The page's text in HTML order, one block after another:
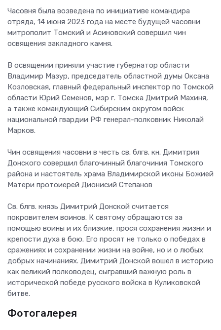
Часовня была возведена по инициативе командира
отряда, 14 июня 2023 года на месте будущей часовни
митрополит Томский и Асиновский совершил чин
освящения закладного камня.
В освящении приняли участие губернатор области
Владимир Мазур, председатель областной думы Оксана
Козловская, главный федеральный инспектор по Томской
области Юрий Семенов, мэр г. Томска Дмитрий Махиня,
а также командующий Сибирским округом войск
национальной гвардии РФ генерал-полковник Николай
Марков.
Чин освящения часовни в честь св. блгв. кн. Димитрия
Донского совершил благочинный благочиния Томского
района и настоятель храма Владимирской иконы Божией
Матери протоиерей Дионисий Степанов
Св. блгв. князь Димитрий Донской считается
покровителем воинов. К святому обращаются за
помощью воины и их близкие, прося сохранения жизни и
крепости духа в бою. Его просят не только о победах в
сражениях и сохранении жизни на войне, но и о любых
добрых начинаниях. Димитрий Донской вошел в историю
как великий полководец, сыгравший важную роль в
исторической победе русского войска в Куликовской
битве.
Фотогалерея